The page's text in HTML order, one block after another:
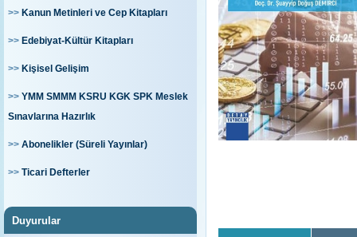
>> Kanun Metinleri ve Cep Kitapları
>> Edebiyat-Kültür Kitapları
>> Kişisel Gelişim
>> YMM SMMM KSRU KGK SPK Meslek
Sınavlarına Hazırlık
>> Abonelikler (Süreli Yayınlar)
>> Ticari Defterler
Duyurular